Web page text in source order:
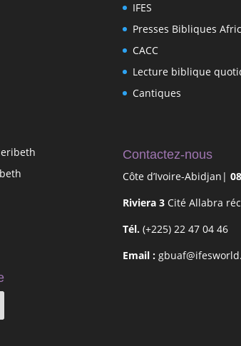
IFES
Presses Bibliques
CACC
Lecture biblique
Cantiques
Contactez-nous
Côte d’Ivoire-Abidjan|
Riviera 3Cité Allabra
Tél. (+225) 22 47 04 46
Email :